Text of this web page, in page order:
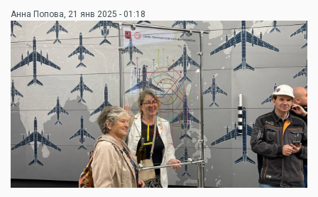
Анна Попова, 21 янв 2025 - 01:18